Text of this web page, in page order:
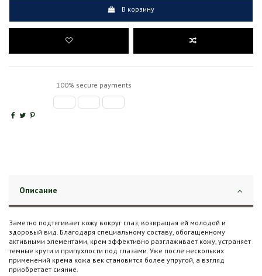
В корзину
100% secure payments
Описание
Заметно подтягивает кожу вокруг глаз, возвращая ей молодой и
здоровый вид. Благодаря специальному составу, обогащенному
активными элементами, крем эффективно разглаживает кожу, устраняет
темные круги и припухлости под глазами. Уже после нескольких
применений крема кожа век становится более упругой, а взгляд
приобретает сияние.